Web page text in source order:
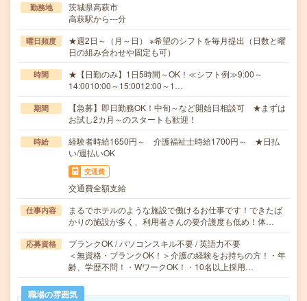
勤務地
茨城県高萩市
高萩駅から---分
曜日頻度
★週2日～（月～日） ※希望のシフトを毎月提出（日数と曜
日の組み合わせや固定も可）
時間
★【日勤のみ】1日5時間～OK！≪シフト例≫9:00～
14:0010:00～15:0012:00～1…
期間
【急募】即日勤務OK！中旬～など開始日相談可 ★まずは
お試し2カ月～のスタートも歓迎！
時給
経験者時給1650円～ 介護福祉士時給1700円～ ★日払
い/週払いOK
交通費
交通費全額支給
仕事内容
まるでホテルのような施設で働けるお仕事です！できたば
かりの施設が多く、利用者さんの要介護度も低め！体…
応募資格
ブランクOK / パソコンスキル不要 / 英語力不要
＜無資格・ブランクOK！＞介護の経験をお持ちの方！・年
齢、学歴不問！・WワークOK！・10名以上採用…
職場の雰囲気